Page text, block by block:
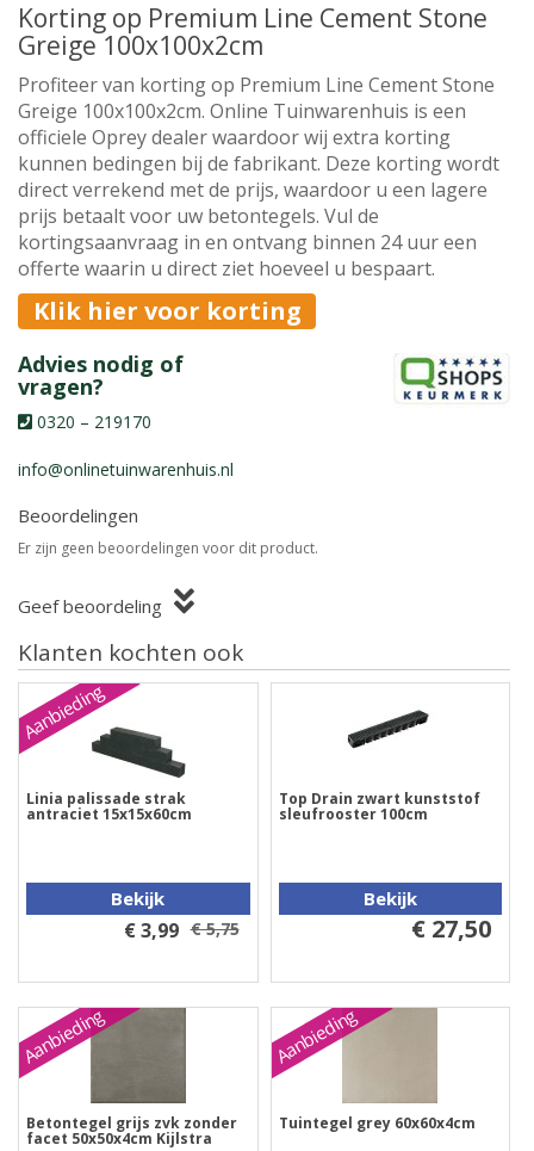
Korting op Premium Line Cement Stone
Greige 100x100x2cm
Profiteer van korting op Premium Line Cement Stone
Greige 100x100x2cm. Online Tuinwarenhuis is een
officiele Oprey dealer waardoor wij extra korting
kunnen bedingen bij de fabrikant. Deze korting wordt
direct verrekend met de prijs, waardoor u een lagere
prijs betaalt voor uw betontegels. Vul de
kortingsaanvraag in en ontvang binnen 24 uur een
offerte waarin u direct ziet hoeveel u bespaart.
Klik hier voor korting
Advies nodig of
vragen?
0320 – 219170
info@onlinetuinwarenhuis.nl
Beoordelingen
Er zijn geen beoordelingen voor dit product.
Geef beoordeling
Klanten kochten ook
Aanbieding
Linia palissade strak
antraciet 15x15x60cm
Bekijk
€ 3,99 € 5,75
Top Drain zwart kunststof
sleufrooster 100cm
Bekijk
€ 27,50
Aanbieding
Betontegel grijs zvk zonder
facet 50x50x4cm Kijlstra
Aanbieding
Tuintegel grey 60x60x4cm